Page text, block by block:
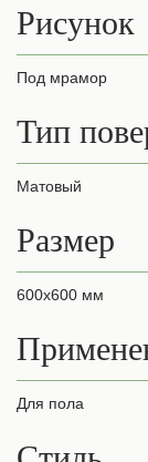
Рисунок
Под мрамор
Тип
Матовый
Размер
600х600 мм
для пола